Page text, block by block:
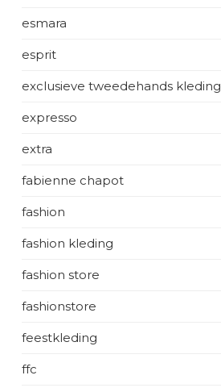
esmara
esprit
exclusieve tweedehands kleding
expresso
extra
fabienne chapot
fashion
fashion kleding
fashion store
fashionstore
feestkleding
ffc